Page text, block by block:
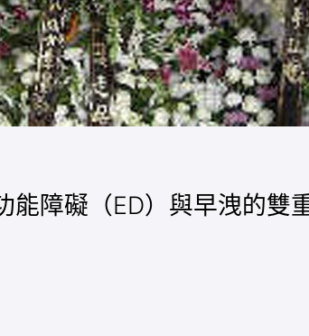
能障礙（ED）與早洩的